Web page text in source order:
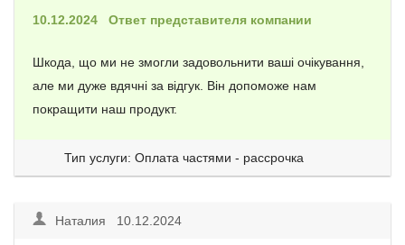
10.12.2024 Ответ представителя компании
Шкода, що ми не змогли задовольнити ваші очікування,
але ми дуже вдячні за відгук. Він допоможе нам
покращити наш продукт.
Тип услуги: Оплата частями - рассрочка
Наталия 10.12.2024